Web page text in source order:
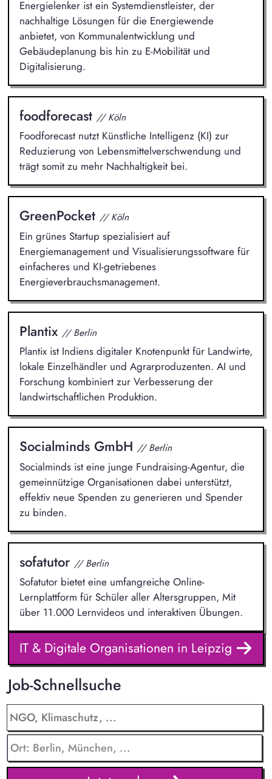
Energielenker ist ein Systemdienstleister, der
nachhaltige Lösungen für die Energiewende
anbietet, von Kommunalentwicklung und
Gebäudeplanung bis hin zu E-Mobilität und
Digitalisierung.
foodforecast // Köln
Foodforecast nutzt Künstliche Intelligenz (KI) zur
Reduzierung von Lebensmittelverschwendung und
trägt somit zu mehr Nachhaltigkeit bei.
GreenPocket // Köln
Ein grünes Startup spezialisiert auf
Energiemanagement und Visualisierungssoftware für
einfacheres und KI-getriebenes
Energieverbrauchsmanagement.
Plantix // Berlin
Plantix ist Indiens digitaler Knotenpunkt für Landwirte,
lokale Einzelhändler und Agrarproduzenten. AI und
Forschung kombiniert zur Verbesserung der
landwirtschaftlichen Produktion.
Socialminds GmbH // Berlin
Socialminds ist eine junge Fundraising-Agentur, die
gemeinnützige Organisationen dabei unterstützt,
effektiv neue Spenden zu generieren und Spender
zu binden.
sofatutor // Berlin
Sofatutor bietet eine umfangreiche Online-
Lernplattform für Schüler aller Altersgruppen, Mit
über 11.000 Lernvideos und interaktiven Übungen.
IT & Digitale Organisationen in Leipzig
Job-Schnellsuche